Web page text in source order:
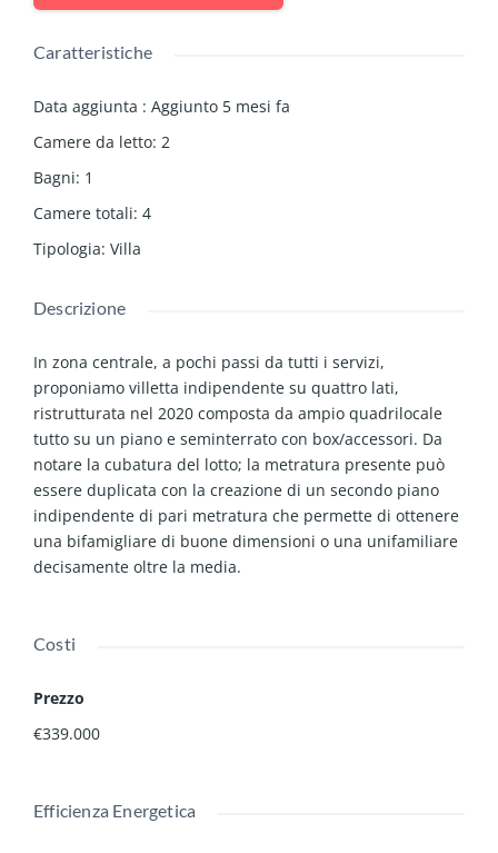
Caratteristiche
Data aggiunta : Aggiunto 5 mesi fa
Camere da letto: 2
Bagni: 1
Camere totali: 4
Tipologia: Villa
Descrizione
In zona centrale, a pochi passi da tutti i servizi,
proponiamo villetta indipendente su quattro lati,
ristrutturata nel 2020 composta da ampio quadrilocale
tutto su un piano e seminterrato con box/accessori. Da
notare la cubatura del lotto; la metratura presente può
essere duplicata con la creazione di un secondo piano
indipendente di pari metratura che permette di ottenere
una bifamigliare di buone dimensioni o una unifamiliare
decisamente oltre la media.
Costi
Prezzo
€339.000
Efficienza Energetica